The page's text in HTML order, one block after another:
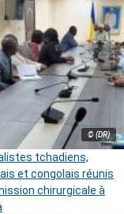
© (DR)
tchadiens,
et congolais réunis
chirurgicale à